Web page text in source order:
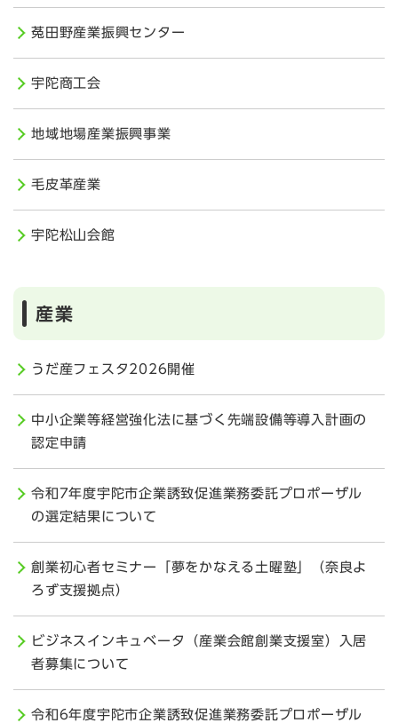
菟田野産業振興センター
宇陀商工会
地域地場産業振興事業
毛皮革産業
宇陀松山会館
産業
うだ産フェスタ2026開催
中小企業等経営強化法に基づく先端設備等導入計画の
認定申請
令和7年度宇陀市企業誘致促進業務委託プロポーザル
の選定結果について
創業初心者セミナー「夢をかなえる土曜塾」（奈良よ
ろず支援拠点）
ビジネスインキュベータ（産業会館創業支援室）入居
者募集について
令和6年度宇陀市企業誘致促進業務委託プロポーザル